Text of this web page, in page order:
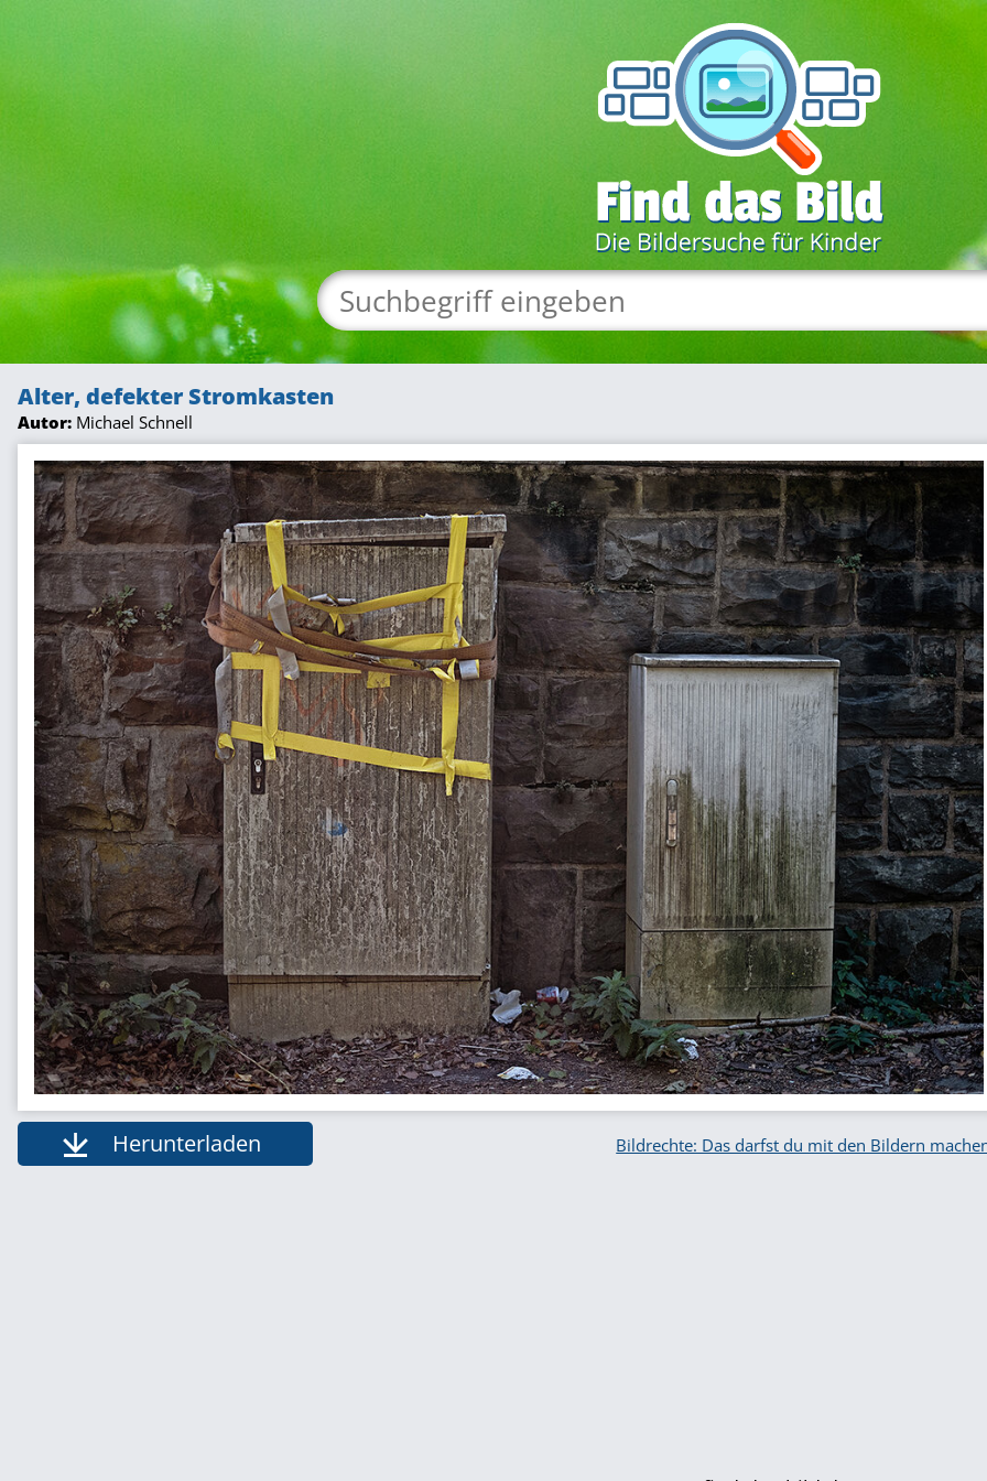
Alter, defekter Stromkasten
Autor: Michael Schnell
Herunterladen Bildrechte: Das darfst du mit den Bildern